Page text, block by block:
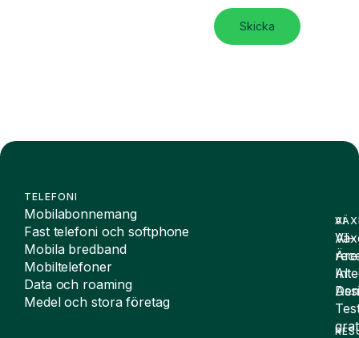
Skicka
TELEFONI
Mobilabonnemang
Fast telefoni och softphone
Mobila bredband
Mobiltelefoner
Data och roaming
Medel och stora företag
AI
AI-
AI